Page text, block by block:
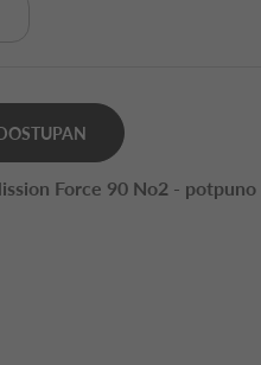
Force 90 No2 -